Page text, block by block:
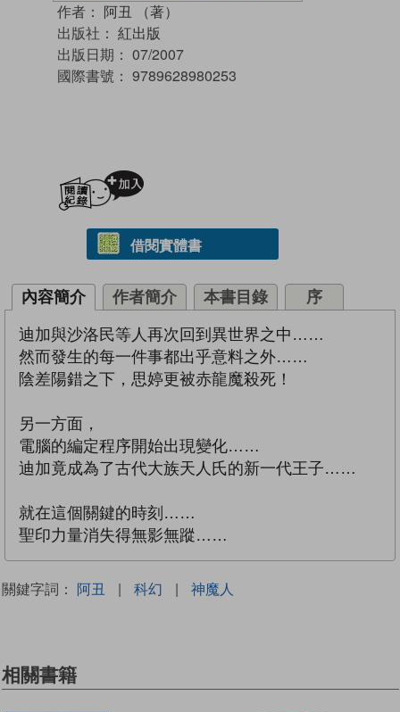
作者： 阿丑 （著）
出版社： 紅出版
出版日期： 07/2007
國際書號： 9789628980253
借閱實體書
內容簡介 作者簡介 本書目錄 序
迪加與沙洛民等人再次回到異世界之中……
然而發生的每一件事都出乎意料之外……
陰差陽錯之下，思婷更被赤龍魔殺死！
另一方面，
電腦的編定程序開始出現變化……
迪加竟成為了古代大族天人氏的新一代王子……
就在這個關鍵的時刻……
聖印力量消失得無影無蹤……
關鍵字詞： 阿丑 | 科幻 | 神魔人
相關書籍